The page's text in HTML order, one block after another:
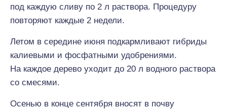
под каждую сливу по 2 л раствора. Процедуру
повторяют каждые 2 недели.
Летом в середине июня подкармливают гибриды
калиевыми и фосфатными удобрениями.
На каждое дерево уходит до 20 л водного раствора
со смесями.
Осенью в конце сентября вносят в почву